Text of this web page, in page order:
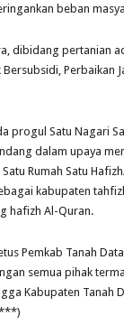
beban
dibidang pertanian
Perbaikan
progul Satu Nagari
dalam upaya
Rumah Satu
kabupaten
hafizh Al-Quran.
Pemkab Tanah
semua pihak
Kabupaten Tanah